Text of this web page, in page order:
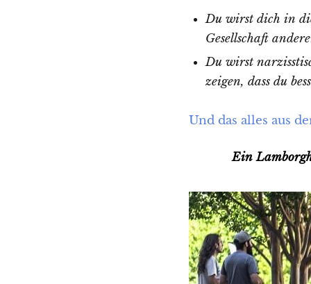
Du wirst dich in
Gesellschaft
Du wirst
zeigen, dass du
Und das alles aus
Ein